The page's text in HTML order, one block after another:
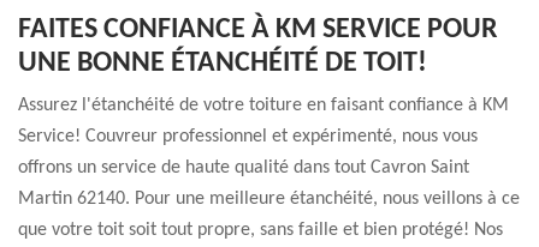
FAITES CONFIANCE À KM SERVICE POUR
UNE BONNE ÉTANCHÉITÉ DE TOIT!
Assurez l'étanchéité de votre toiture en faisant confiance à KM
Service! Couvreur professionnel et expérimenté, nous vous
offrons un service de haute qualité dans tout Cavron Saint
Martin 62140. Pour une meilleure étanchéité, nous veillons à ce
que votre toit soit tout propre, sans faille et bien protégé! Nos